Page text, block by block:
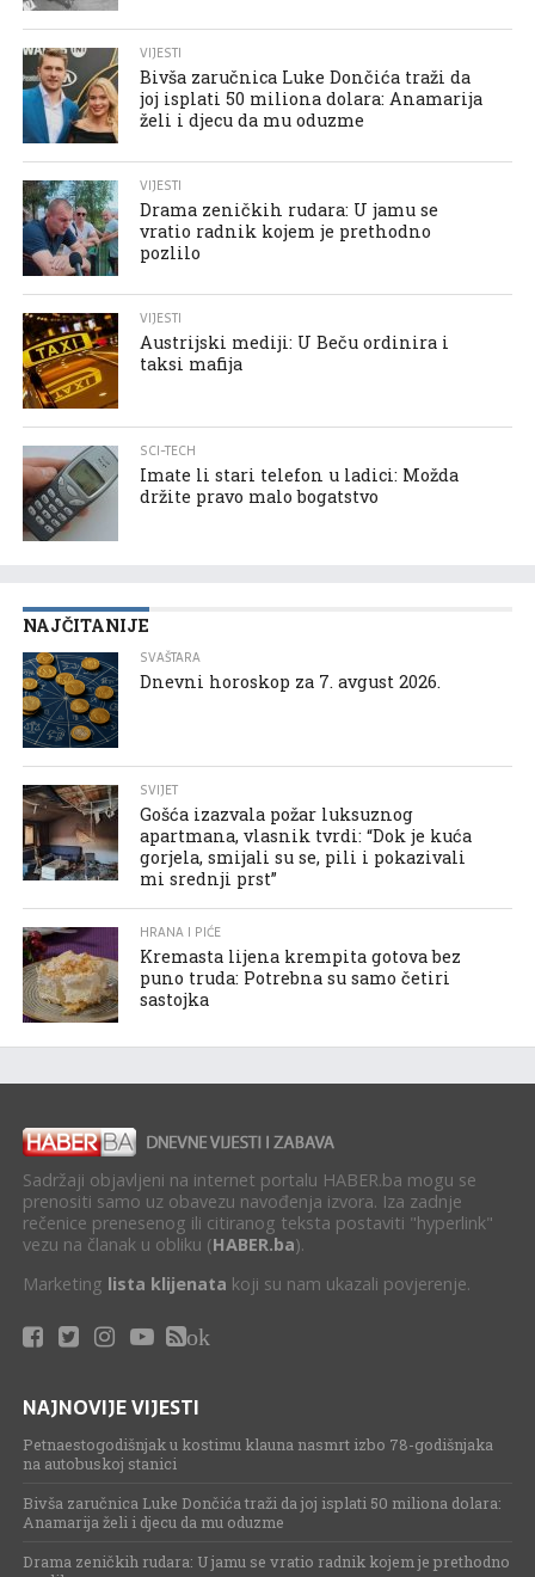
VIJESTI
Bivša zaručnica Luke Dončića traži da
joj isplati 50 miliona dolara: Anamarija
želi i djecu da mu oduzme
VIJESTI
Drama zeničkih rudara: U jamu se
vratio radnik kojem je prethodno
pozlilo
VIJESTI
Austrijski mediji: U Beču ordinira i
taksi mafija
SCI-TECH
Imate li stari telefon u ladici: Možda
držite pravo malo bogatstvo
NAJČITANIJE
SVAŠTARA
Dnevni horoskop za 7. avgust 2026.
SVIJET
Gošća izazvala požar luksuznog
apartmana, vlasnik tvrdi: “Dok je kuća
gorjela, smijali su se, pili i pokazivali
mi srednji prst”
HRANA I PIĆE
Kremasta lijena krempita gotova bez
puno truda: Potrebna su samo četiri
sastojka
Sadržaji objavljeni na internet portalu HABER.ba mogu se
prenositi samo uz obavezu navođenja izvora. Iza zadnje
rečenice prenesenog ili citiranog teksta postaviti "hyperlink"
vezu na članak u obliku (HABER.ba).
Marketing lista klijenata koji su nam ukazali povjerenje.
ok
NAJNOVIJE VIJESTI
Petnaestogodišnjak u kostimu klauna nasmrt izbo 78-godišnjaka
na autobuskoj stanici
Bivša zaručnica Luke Dončića traži da joj isplati 50 miliona dolara:
Anamarija želi i djecu da mu oduzme
Drama zeničkih rudara: U jamu se vratio radnik kojem je prethodno